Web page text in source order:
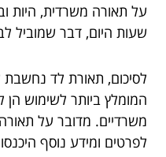
על תאורה משרדית, היות
שעות היום, דבר שמוביל
לסיכום, תאורת לד
המומלץ ביותר לשימוש הן
משרדיים. מדובר על תאורה
לפרטים ומידע נוסף